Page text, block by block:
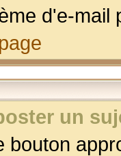
d'e-
un
bouton